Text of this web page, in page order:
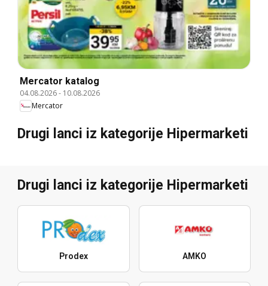
Mercator katalog
04.08.2026- 10.08.2026
Mercator
Drugi lanci iz kategorije Hipermarketi
Drugi lanci iz kategorije Hipermarketi
Prodex AMKO